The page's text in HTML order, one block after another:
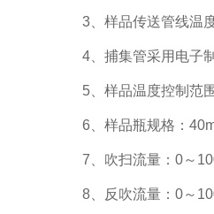
3 样品传送管线温
4 捕集管采用电子
5 样品温度控制范
6 样品瓶规格： 4
7 吹扫流量： 0～ 10
8 反吹流量： 0～ 10